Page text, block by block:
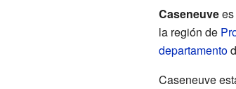
Caseneuvees
la región de
departamento
Caseneuve